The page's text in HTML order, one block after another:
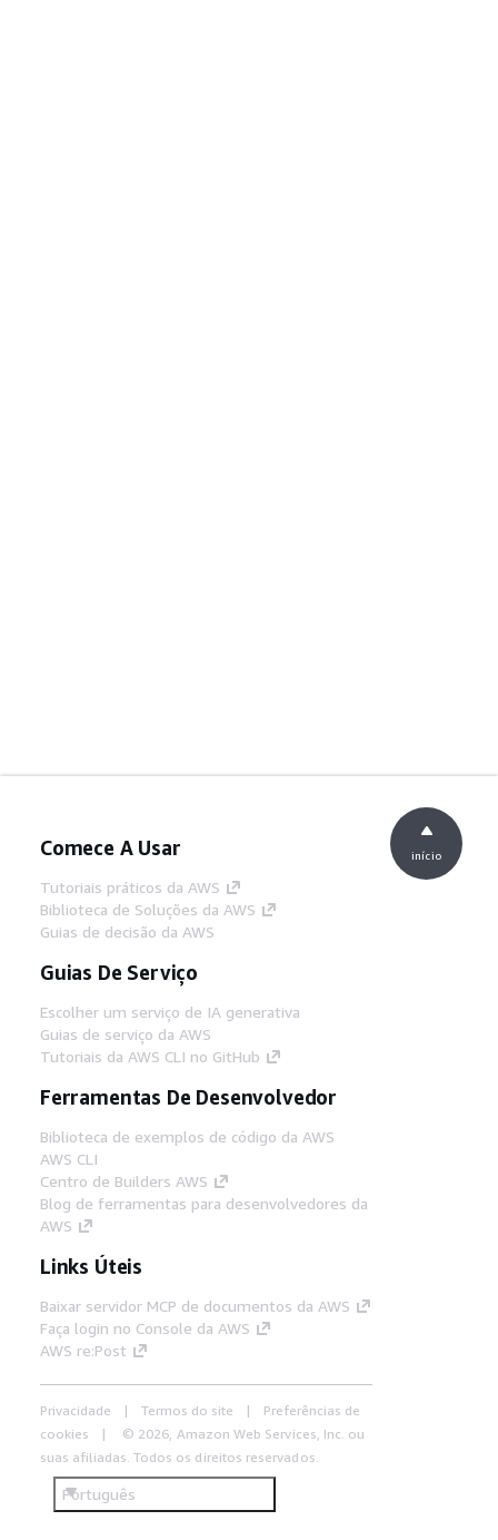
Comece A Usar
Tutoriais práticos da AWS
Biblioteca de Soluções da AWS
Guias de decisão da AWS
Guias De Serviço
Escolher um serviço de IA generativa
Guias de serviço da AWS
Tutoriais da AWS CLI no GitHub
Ferramentas De Desenvolvedor
Biblioteca de exemplos de código da AWS
AWS CLI
Centro de Builders AWS
Blog de ferramentas para desenvolvedores da
AWS
Links Úteis
Baixar servidor MCP de documentos da AWS
Faça login no Console da AWS
AWS re:Post
Privacidade Termos do site
Preferências de
cookies
© 2026, Amazon Web Services, Inc. ou
suas afiliadas. Todos os direitos reservados.
Português
início